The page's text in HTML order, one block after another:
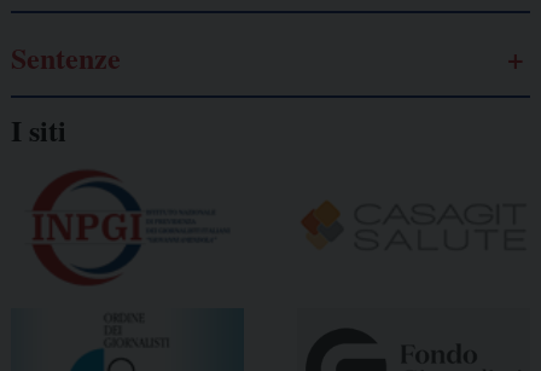
Sentenze
I siti